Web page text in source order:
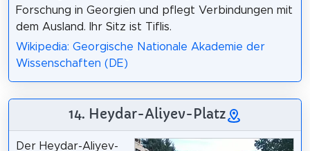
Forschung in Georgien und pflegt Verbindungen mit
dem Ausland. Ihr Sitz ist Tiflis.
Wikipedia: Georgische Nationale Akademie der
Wissenschaften (DE)
14. Heydar-Aliyev-Platz
Der Heydar-Aliyev-